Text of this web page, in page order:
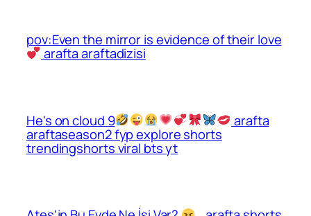
pov:Even the mirror is evidence of their love
arafta araftadizisi
He's on cloud 9 arafta
araftaseason2 fyp explore shorts
trendingshorts viral bts yt